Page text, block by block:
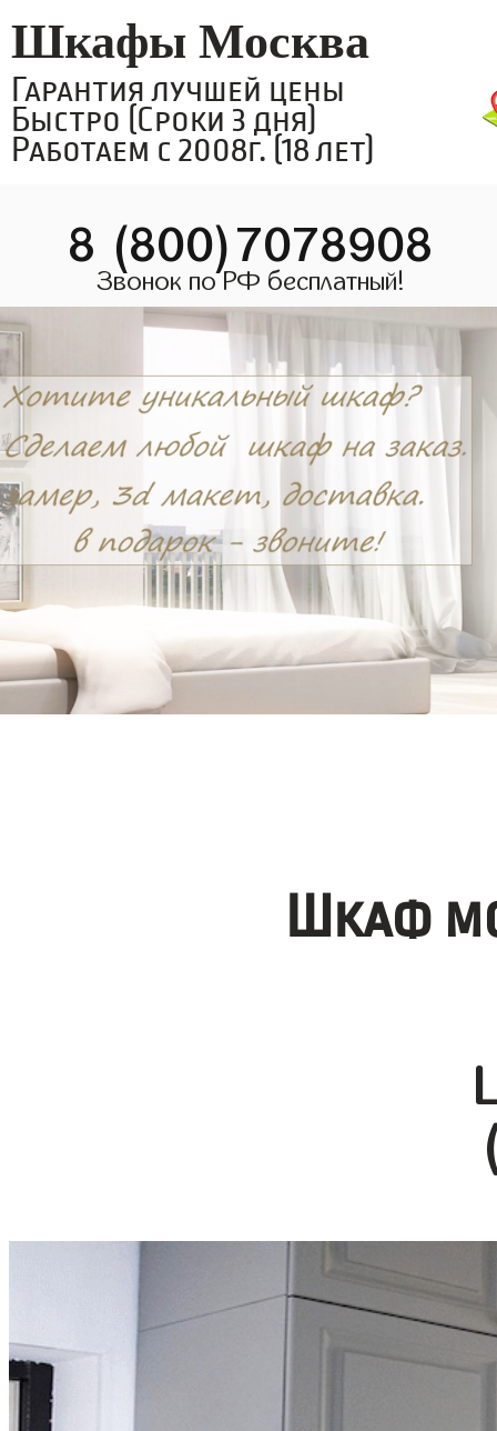
Шкафы Москва
Гарантия лучшей цены
Быстро (Сроки 3 дня)
Работаем с 2008г. (18 лет)
8 (800)7078908
Звонок по РФ бесплатный!
Шкаф